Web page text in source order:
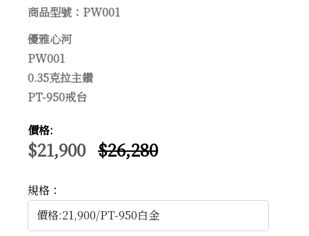
商品型號：PW001
優雅心河
PW001
0.35克拉主鑽
PT-950戒台
價格:
$21,900 $26,280
規格：